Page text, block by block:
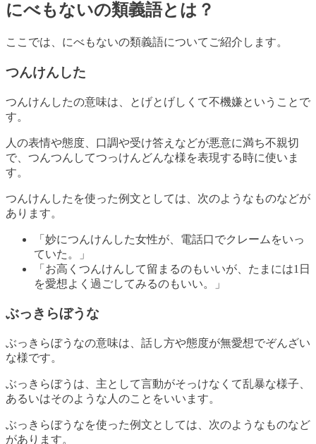
にべもないの類義語とは？
ここでは、にべもないの類義語についてご紹介します。
つんけんした
つんけんしたの意味は、とげとげしくて不機嫌ということで
す。
人の表情や態度、口調や受け答えなどが悪意に満ち不親切
で、つんつんしてつっけんどんな様を表現する時に使いま
す。
つんけんしたを使った例文としては、次のようなものなどが
あります。
「妙につんけんした女性が、電話口でクレームをいっ
ていた。」
「お高くつんけんして留まるのもいいが、たまには1日
を愛想よく過ごしてみるのもいい。」
ぶっきらぼうな
ぶっきらぼうなの意味は、話し方や態度が無愛想でぞんざい
な様です。
ぶっきらぼうは、主として言動がそっけなくて乱暴な様子、
あるいはそのような人のことをいいます。
ぶっきらぼうなを使った例文としては、次のようなものなど
があります。